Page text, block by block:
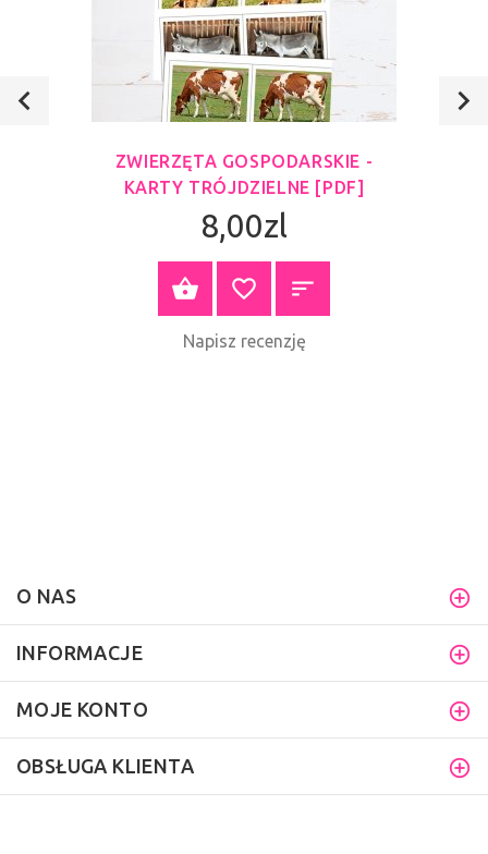
ZWIERZĘTA GOSPODARSKIE -
KARTY TRÓJDZIELNE [PDF]
8,00zl
ZOBACZ PRODUKT
Napisz recenzję
O NAS
INFORMACJE
MOJE KONTO
OBSŁUGA KLIENTA